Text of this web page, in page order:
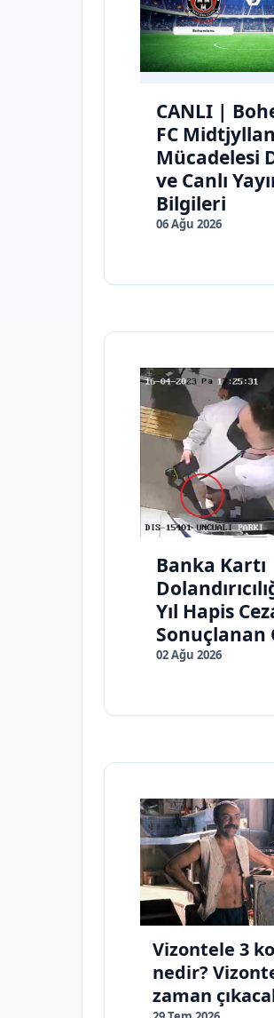
CANLI |
FC
Mücadelesi
ve Canlı
Bilgileri
06 Ağu 2026
Banka Kartı
Yıl Hapis
Sonuçlanan
02 Ağu 2026
Vizontele 3
nedir?
zaman